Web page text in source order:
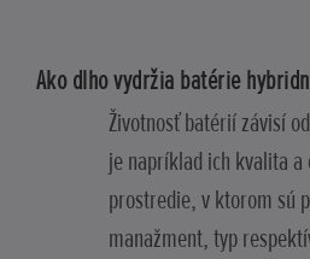
Ako dlho vydržia batérie
Životnosť batérií závisí
je napríklad ich kvalita
prostredie, v ktorom sú
manažment, typ